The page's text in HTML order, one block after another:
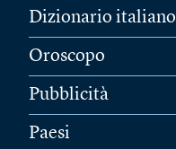
Dizionario italiano
Oroscopo
Pubblicità
Paesi